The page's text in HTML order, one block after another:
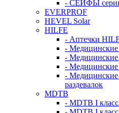
- СЕЙФЫ
EVERPROF
HEVEL Solar
HILFE
- Аптечки
-
-
-
-
раздевалок
MDTB
- MDTB I